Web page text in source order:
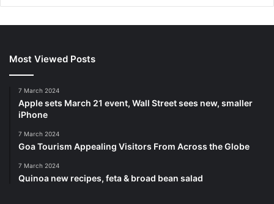
Most Viewed Posts
7 March 2024
Apple sets March 21 event, Wall Street sees new, smaller
iPhone
7 March 2024
Goa Tourism Appealing Visitors From Across the Globe
7 March 2024
Quinoa new recipes, feta & broad bean salad